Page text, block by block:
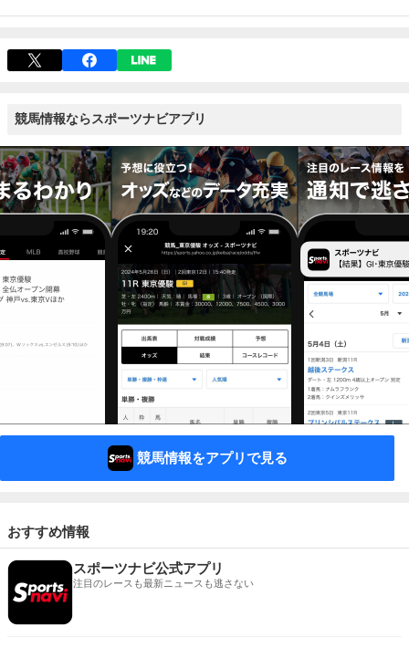
競馬情報ならスポーツナビアプリ
競馬情報をアプリで見る
おすすめ情報
スポーツナビ公式アプリ
注目のレースも最新ニュースも逃さない